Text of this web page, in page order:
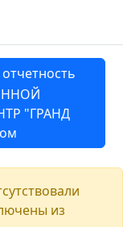
"ГРАНД
из